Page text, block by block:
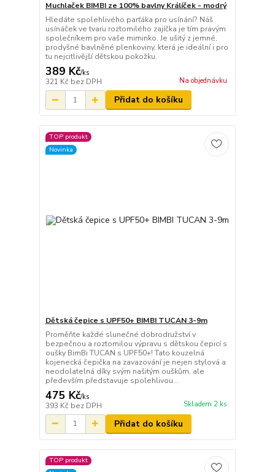
Muchlaček BIMBI ze 100% bavlny Králíček - modrý
Hledáte spolehlivého parťáka pro usínání? Náš
usínáček ve tvaru roztomilého zajíčka je tím pravým
společníkem pro vaše miminko. Je ušitý z jemné,
prodyšné bavlněné plenkoviny, která je ideální i pro
tu nejcitlivější dětskou pokožku.
389 Kč/ks
321 Kč bez DPH Na objednávku
Přidat do košíku
TOP produkt
Novinka
Dětská čepice s UPF50+ BIMBI TUCAN 3-9m
Proměňte každé slunečné dobrodružství v
bezpečnou a roztomilou výpravu s dětskou čepicí s
oušky BimBi TUCAN s UPF50+! Tato kouzelná
kojenecká čepička na zavazování je nejen stylová a
neodolatelná díky svým našitým ouškům, ale
především představuje spolehlivou...
475 Kč/ks
393 Kč bez DPH Skladem 2 ks
Přidat do košíku
TOP produkt